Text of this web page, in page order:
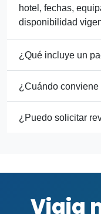
hotel, fechas,
disponibilidad
¿Qué incluye un
¿Cuándo
¿Puedo solicitar
Viaja